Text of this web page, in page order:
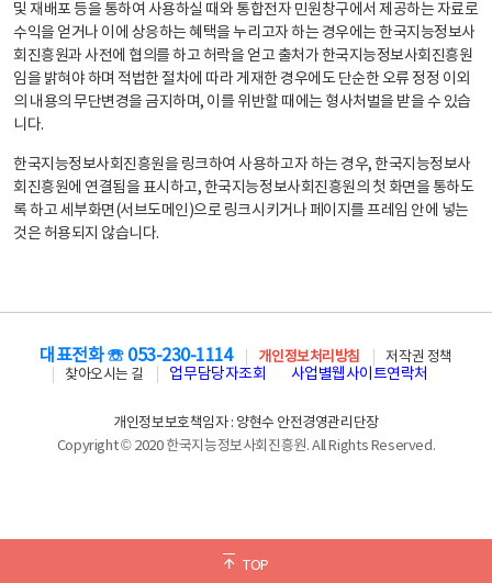
및 재배포 등을 통하여 사용하실 때와 통합전자 민원창구에서 제공하는 자료로
수익을 얻거나 이에 상응하는 혜택을 누리고자 하는 경우에는 한국지능정보사
회진흥원과 사전에 협의를 하고 허락을 얻고 출처가 한국지능정보사회진흥원
임을 밝혀야 하며 적법한 절차에 따라 게재한 경우에도 단순한 오류 정정 이외
의 내용의 무단변경을 금지하며, 이를 위반할 때에는 형사처벌을 받을 수 있습
니다.
한국지능정보사회진흥원을 링크하여 사용하고자 하는 경우, 한국지능정보사
회진흥원에 연결됨을 표시하고, 한국지능정보사회진흥원의 첫 화면을 통하도
록 하고 세부화면(서브도메인)으로 링크시키거나 페이지를 프레임 안에 넣는
것은 허용되지 않습니다.
TOP
대표전화 ☏ 053-230-1114 개인정보처리방침
저작권 정책
찾아오시는 길
업무담당자조회 사업별웹사이트연락처
개인정보보호책임자 : 양현수 안전경영관리단장
Copyright © 2020 한국지능정보사회진흥원. All Rights Reserved.